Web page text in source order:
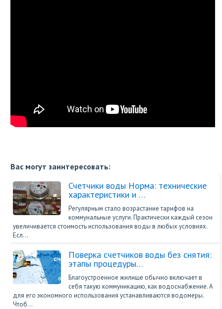
Вас могут заинтересовать:
Счетчики воды Норма: технические
характеристики и …
Регулярным стало возрастание тарифов на
коммунальные услуги. Практически каждый сезон
увеличивается стоимость использования воды в любых условиях.
Есл…
Поверка счетчиков воды без снятия:
этапы процедуры…
Благоустроенное жилище обычно включает в
себя такую коммуникацию, как водоснабжение. А
для его экономного использования устанавливаются водомеры.
Чтоб…